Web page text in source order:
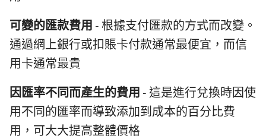
可變的匯款費用 - 根據支付匯款的方式而改變。
通過網上銀行或扣賬卡付款通常最便宜，而信
用卡通常最貴
因匯率不同而產生的費用 - 這是進行兌換時因使
用不同的匯率而導致添加到成本的百分比費
用，可大大提高整體價格